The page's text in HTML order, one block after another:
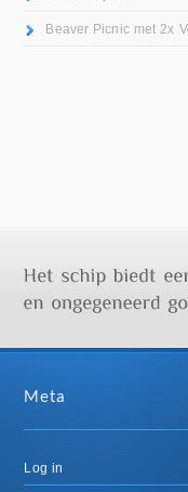
Beaver Picnic met 2x
Meta
Log in